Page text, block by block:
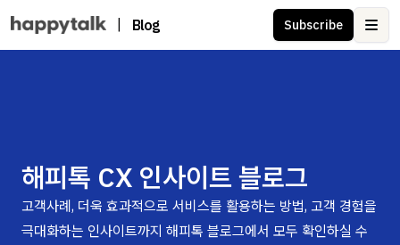
Blog Subscribe
해피톡 CX 인사이트 블로그
고객사례, 더욱 효과적으로 서비스를 활용하는 방법, 고객 경험을
극대화하는 인사이트까지 해피톡 블로그에서 모두 확인하실 수